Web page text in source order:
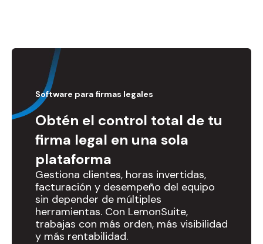
Software para firmas legales
Obtén el control total de tu
firma legal en una sola
plataforma
Gestiona clientes, horas invertidas,
facturación y desempeño del equipo
sin depender de múltiples
herramientas. Con LemonSuite,
trabajas con más orden, más visibilidad
y más rentabilidad.